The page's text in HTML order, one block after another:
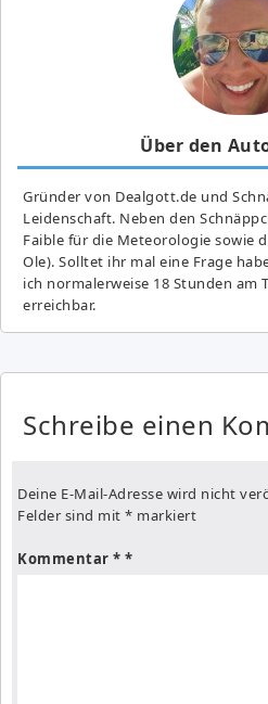
Über den
Gründer von Dealgott.de und
Leidenschaft. Neben den
Fai­ble für die Meteorologie sowie
Ole). Solltet ihr mal eine Frage
ich normalerweise 18 Stunden am
erreichbar.
Schreibe einen
Deine E-Mail-Adresse wird nicht
Felder sind mit * markiert
Kommentar *